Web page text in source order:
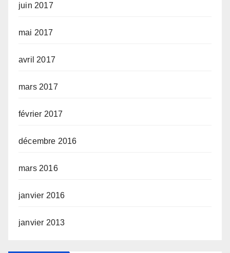
juin 2017
mai 2017
avril 2017
mars 2017
février 2017
décembre 2016
mars 2016
janvier 2016
janvier 2013